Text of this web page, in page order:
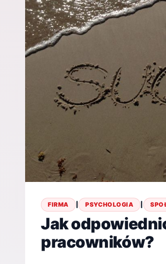
FIRMA | PSYCHOLOGIA |
Jak
pracowników?